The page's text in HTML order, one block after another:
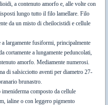
a contenuto amorfo e, alle volte con
lungo tutto il filo lamellare. Filo
da un misto di cheilocistidi e cellule
largamente fusiformi, principalmente
cortamente a lungamente peduncolati,
amorfo. Mediamente numerosi.
di salsicciotto aventi per diametro 27-
brunastro.
composto da cellule
ialine o con leggero pigmento